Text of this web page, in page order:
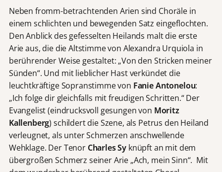
Neben fromm-betrachtenden Arien sind Choräle in
einem schlichten und bewegenden Satz eingeflochten.
Den Anblick des gefesselten Heilands malt die erste
Arie aus, die die Altstimme von Alexandra Urquiola in
berührender Weise gestaltet: „Von den Stricken meiner
Sünden“. Und mit lieblicher Hast verkündet die
leuchtkräftige Sopranstimme von Fanie Antonelou:
„Ich folge dir gleichfalls mit freudigen Schritten.“ Der
Evangelist (eindrucksvoll gesungen von Moritz
Kallenberg) schildert die Szene, als Petrus den Heiland
verleugnet, als unter Schmerzen anschwellende
Wehklage. Der Tenor Charles Sy knüpft an mit dem
übergroßen Schmerz seiner Arie „Ach, mein Sinn“. Mit